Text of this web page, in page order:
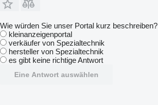
Wie würden Sie unser Portal kurz beschreiben?
kleinanzeigenportal
verkäufer von Spezialtechnik
hersteller von Spezialtechnik
es gibt keine richtige Antwort
Eine Antwort auswählen